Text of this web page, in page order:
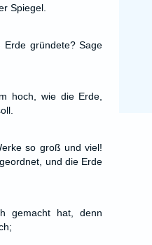
Spiegel.
gründete? Sage
hoch, wie die Erde,
so groß und viel!
und die Erde
gemacht hat, denn